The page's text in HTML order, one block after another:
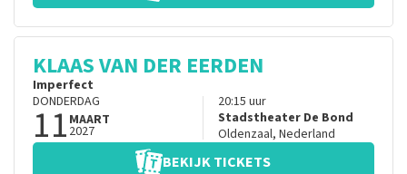
KLAAS VAN DER EERDEN
Imperfect
DONDERDAG
11 MAART
2027
20:15 uur
Stadstheater De Bond
Oldenzaal, Nederland
BEKIJK TICKETS